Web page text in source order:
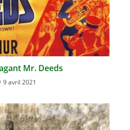
Mr. Deeds
9 avril 2021